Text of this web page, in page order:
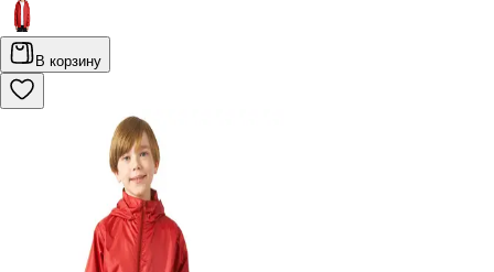
В корзину